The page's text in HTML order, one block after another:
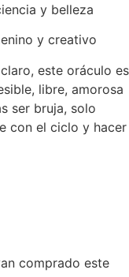
y belleza
y creativo
este oráculo es
libre, amorosa
ser bruja, solo
con el ciclo y hacer
comprado este